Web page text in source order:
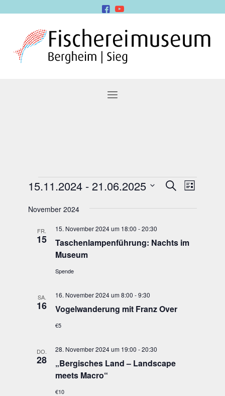
Veranstaltungen
Suche
und
SucheListe
15.11.2024 - 21.06.2025
wählen.
November 2024
FR.
15
Taschen­lam­pen­füh­rung: Nachts im
Museum
15. November 2024 um 18:00 -20:30
Spende
SA.
16 Vogel­wan­de­rung mit Franz Over
16. November 2024 um 8:00 -9:30
€5
DO.
28 „Ber­gi­sches Land – Land­scape
meets Macro“
28. November 2024 um 19:00 -20:30
€10